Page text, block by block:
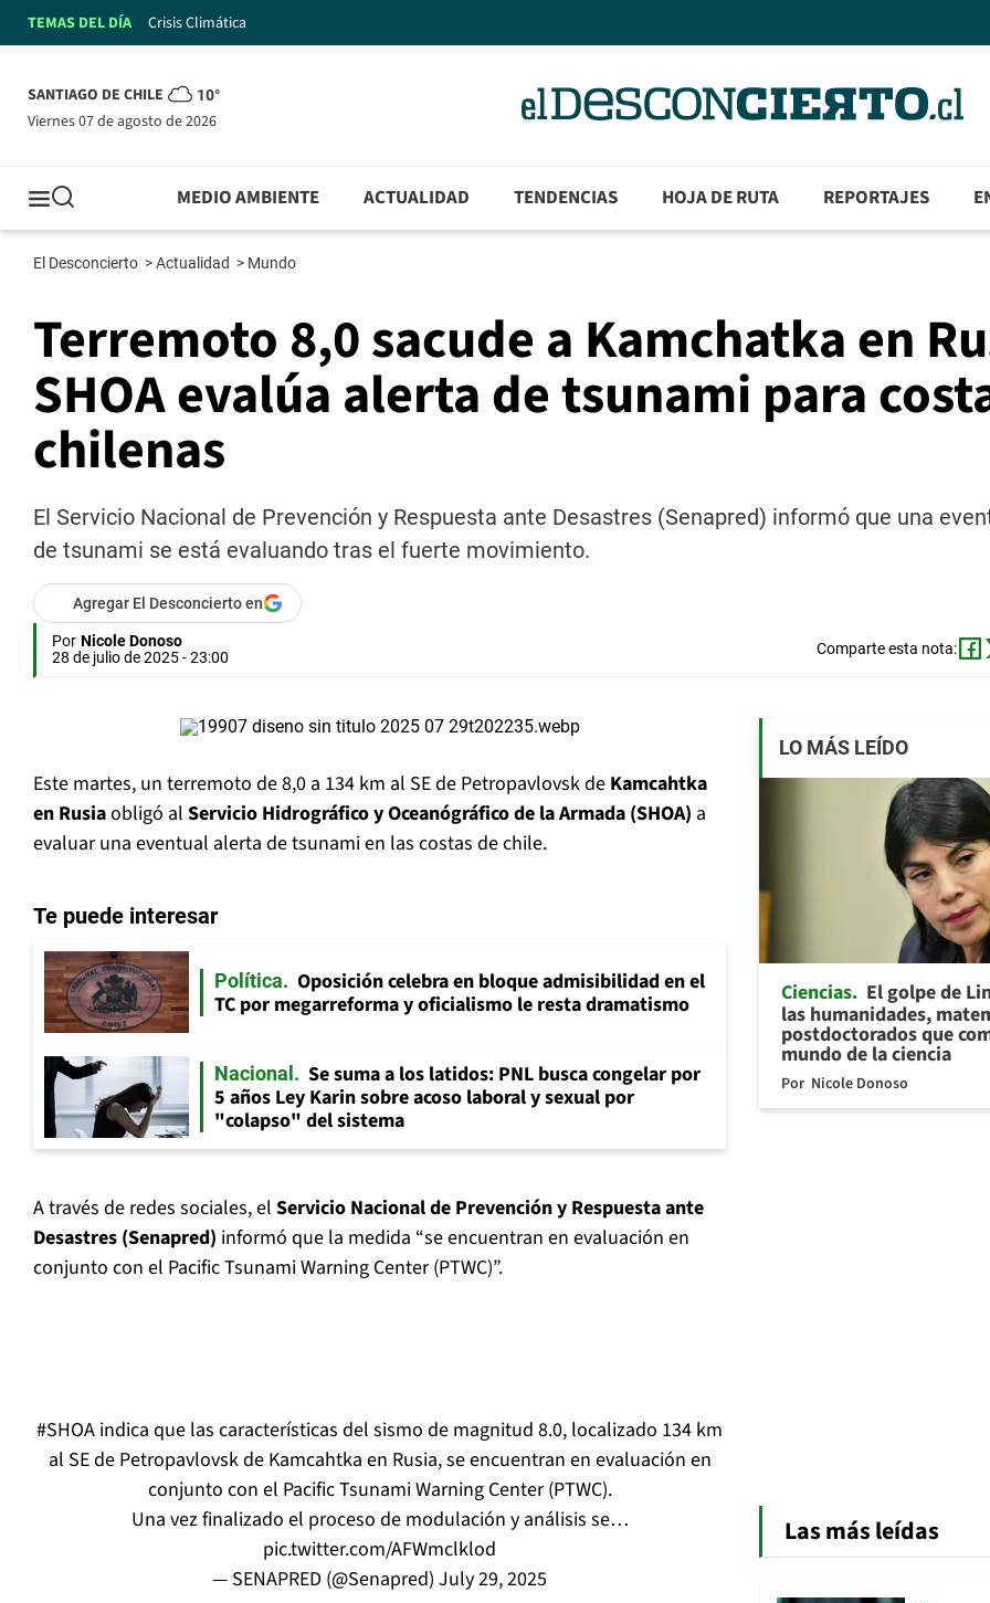
TEMAS DEL DÍA Crisis Climática
SANTIAGO DE CHILE 10°
viernes 07 de agosto de 2026
MEDIO AMBIENTE ACTUALIDAD TENDENCIAS HOJA DE RUTA REPORTAJES
El Desconcierto >Actualidad > Mundo
Terremoto 8,0 sacude a Kamchatka en
SHOA evalúa alerta de tsunami para
chilenas
El Servicio Nacional de Prevención y Respuesta ante Desastres (Senapred) informó que una
de tsunami se está evaluando tras el fuerte movimiento.
Agregar El Desconcierto en
Por Nicole Donoso
28 de julio de 2025 - 23:00
Comparte esta nota:
Este martes, un terremoto de 8,0 a 134 km al SE de Petropavlovsk de Kamcahtka
en Rusiaobligó al Servicio Hidrográfico y Oceanógráfico de la Armada (SHOA) a
evaluar una eventual alerta de tsunami en las costas de chile.
Te puede interesar
Política
Oposición celebra en bloque admisibilidad en el
TC por megarreforma y oficialismo le resta dramatismo
Nacional
Se suma a los latidos: PNL busca congelar por
5 años Ley Karin sobre acoso laboral y sexual por
"colapso" del sistema
A través de redes sociales, el Servicio Nacional de Prevención y Respuesta ante
Desastres (Senapred) informó que la medida “se encuentran en evaluación en
conjunto con el Pacific Tsunami Warning Center (PTWC)”.
#SHOA indica que las características del sismo de magnitud 8.0, localizado 134 km
al SE de Petropavlovsk de Kamcahtka en Rusia, se encuentran en evaluación en
conjunto con el Pacific Tsunami Warning Center (PTWC).
Una vez finalizado el proceso de modulación y análisis se…
pic.twitter.com/AFWmclklod
— SENAPRED (@Senapred) July 29, 2025
LO MÁS LEÍDO
Ciencias El golpe de
las humanidades,
postdoctorados que
mundo de la ciencia
Por Nicole Donoso
Las más leídas